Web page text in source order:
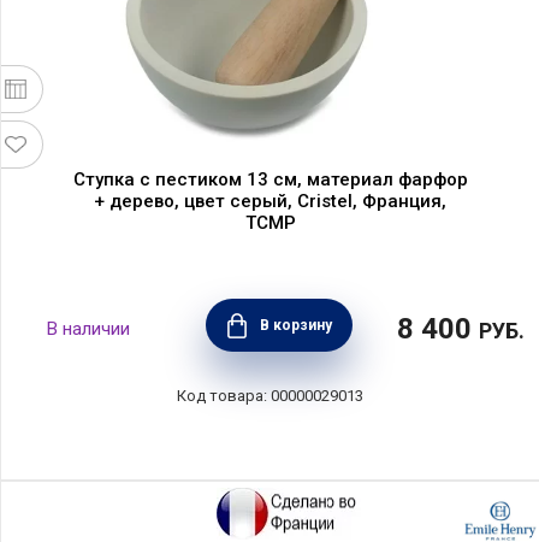
Ступка с пестиком 13 см, материал фарфор
+ дерево, цвет серый, Cristel, Франция,
TCMP
В корзину 8 400 РУБ.
00000029013